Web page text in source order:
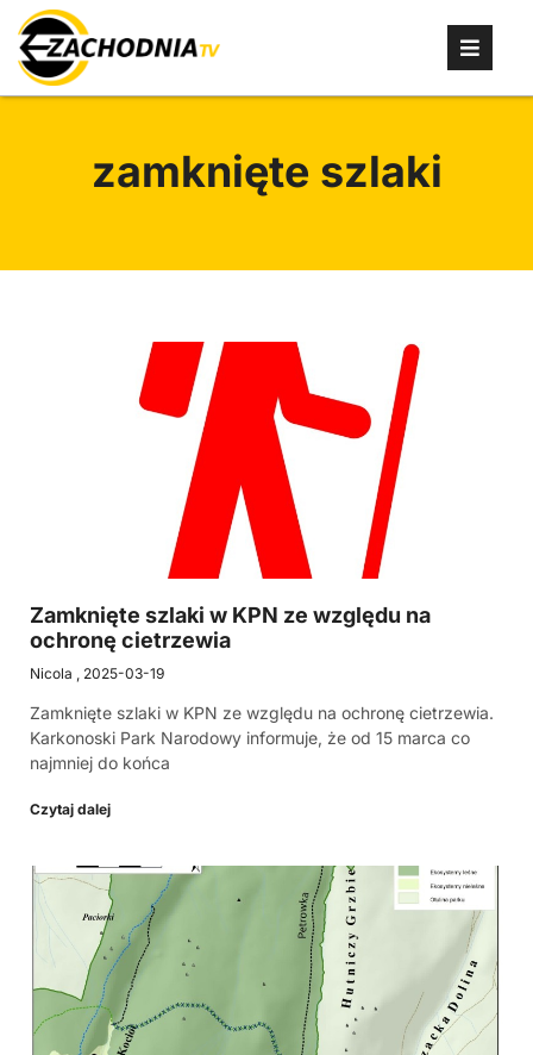
zamknięte szlaki
Zamknięte szlaki w KPN ze względu na
ochronę cietrzewia
Nicola 2025-03-19
Zamknięte szlaki w KPN ze względu na ochronę cietrzewia.
Karkonoski Park Narodowy informuje, że od 15 marca co
najmniej do końca
Czytaj dalej